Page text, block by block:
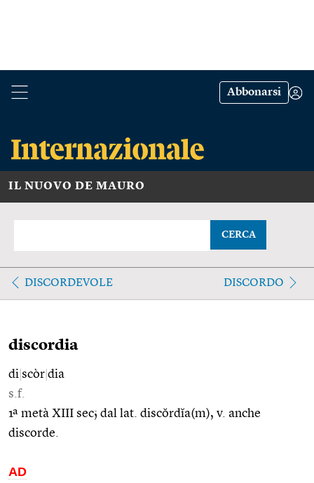
Abbonarsi
IL NUOVO DE MAURO
CERCA
DISCORDEVOLE DISCORDO
discordia
di scòr dia
s.f.
1ª metà XIII sec; dal lat. discŏrdĭa(m), v. anche
discorde.
AD